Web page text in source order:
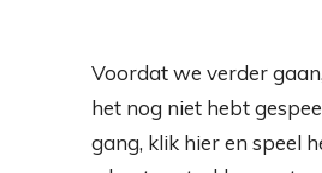
Voordat we verder
het nog niet hebt
gang, klik hier en speel